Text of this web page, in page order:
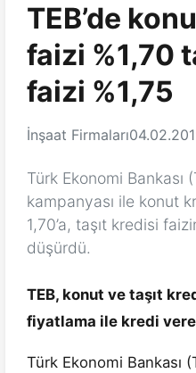
TEB’de
faizi %1,70
faizi %1,75
İnşaat Firmaları
Türk Ekonomi Bankası
kampanyası ile konut
1,70’a, taşıt kredisi
düşürdü.
TEB, konut ve taşıt
fiyatlama ile kredi
Türk Ekonomi Bankası